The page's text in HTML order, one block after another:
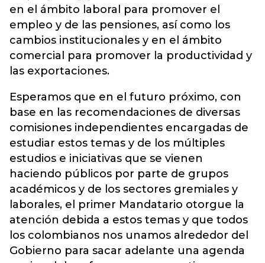
en el ámbito laboral para promover el
empleo y de las pensiones, así como los
cambios institucionales y en el ámbito
comercial para promover la productividad y
las exportaciones.
Esperamos que en el futuro próximo, con
base en las recomendaciones de diversas
comisiones independientes encargadas de
estudiar estos temas y de los múltiples
estudios e iniciativas que se vienen
haciendo públicos por parte de grupos
académicos y de los sectores gremiales y
laborales, el primer Mandatario otorgue la
atención debida a estos temas y que todos
los colombianos nos unamos alrededor del
Gobierno para sacar adelante una agenda